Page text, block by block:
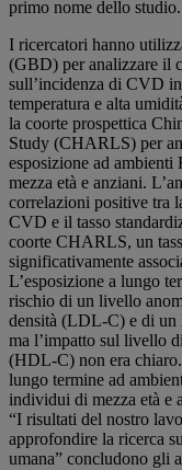
primo nome dello studio.
I ricercatori hanno
(GBD) per analizzare il
sull’incidenza di CVD
temperatura e alta
la coorte prospettica
Study (CHARLS) per
esposizione ad
mezza età e anziani.
correlazioni positive tra
CVD e il tasso
coorte CHARLS, un
significativamente
L’esposizione a lungo
rischio di un livello
densità (LDL-C) e di un
ma l’impatto sul livello
(HDL-C) non era
lungo termine ad
individui di mezza età
“I risultati del nostro
approfondire la ricerca
umana” concludono gli